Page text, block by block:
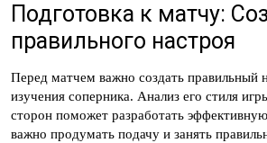
Подготовка к матчу:
правильного настроя
Перед матчем важно создать правильный
изучения соперника. Анализ его стиля
сторон поможет разработать
важно продумать подачу и занять